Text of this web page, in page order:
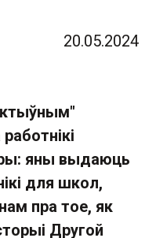
20.05.2024
яны выдаюць
для школ,
пра тое, як
Другой